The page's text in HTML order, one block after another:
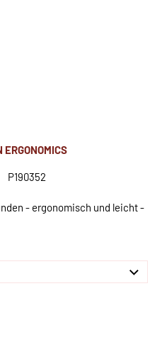
P190352
- ergonomisch und leicht -